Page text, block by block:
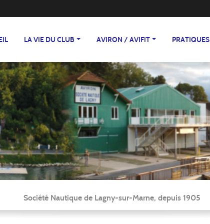
LA VIE DU CLUB AVIRON / AVIFIT PRATIQUES
Société Nautique de Lagny-sur-Marne, depuis 1905